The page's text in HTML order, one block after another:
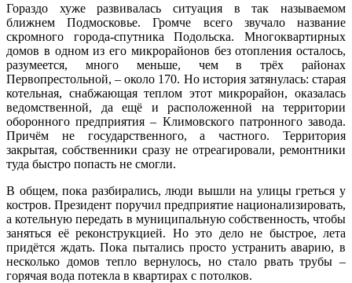
Гораздо хуже развивалась ситуация в так называемом
ближнем Подмосковье. Громче всего звучало название
скромного города-спутника Подольска. Многоквартирных
домов в одном из его микрорайонов без отопления осталось,
разумеется, много меньше, чем в трёх районах
Первопрестольной, – около 170. Но история затянулась: старая
котельная, снабжающая теплом этот микрорайон, оказалась
ведомственной, да ещё и расположенной на территории
оборонного предприятия – Климовского патронного завода.
Причём не государственного, а частного. Территория
закрытая, собственники сразу не отреагировали, ремонтники
туда быстро попасть не смогли.
В общем, пока разбирались, люди вышли на улицы греться у
костров. Президент поручил предприятие национализировать,
а котельную передать в муниципальную собственность, чтобы
заняться её реконструкцией. Но это дело не быстрое, лета
придётся ждать. Пока пытались просто устранить аварию, в
несколько домов тепло вернулось, но стало рвать трубы –
горячая вода потекла в квартирах с потолков.